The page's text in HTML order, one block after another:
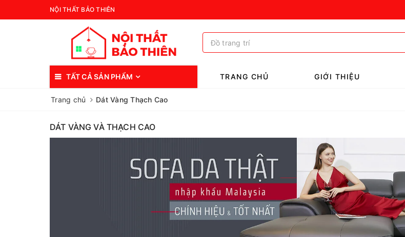
NỘI THẤT BẢO THIÊN
TẤT CẢ SẢN PHẨM TRANG CHỦ GIỚI THIỆU
Trang chủ Dát Vàng Thạch Cao
DÁT VÀNG VÀ THẠCH CAO